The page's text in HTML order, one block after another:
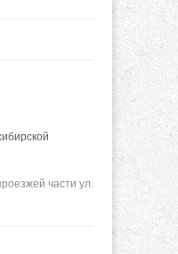
части ул.